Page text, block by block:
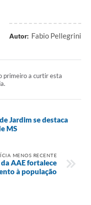
Autor: Fabio Pellegrini
primeiro a curtir esta
Jardim se destaca
MS
MENOS RECENTE
AAE fortalece
à população